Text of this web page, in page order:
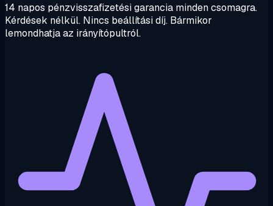
14 napos pénzvisszafizetési garancia minden csomagra.
Kérdések nélkül. Nincs beállítási díj. Bármikor
lemondhatja az irányítópultról.